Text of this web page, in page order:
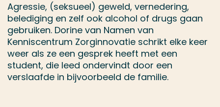
Agressie, (seksueel) geweld, vernedering,
belediging en zelf ook alcohol of drugs gaan
gebruiken. Dorine van Namen van
Kenniscentrum Zorginnovatie schrikt elke keer
weer als ze een gesprek heeft met een
student, die leed ondervindt door een
verslaafde in bijvoorbeeld de familie.